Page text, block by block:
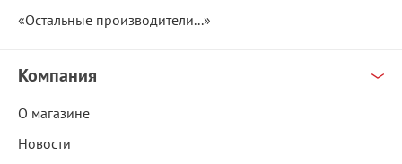
«Остальные производители...»
Компания
О магазине
Новости